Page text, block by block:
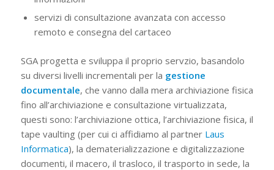
servizi di consultazione avanzata con accesso
remoto e consegna del cartaceo
SGA progetta e sviluppa il proprio servzio, basandolo
su diversi livelli incrementali per la gestione
documentale, che vanno dalla mera archiviazione fisica
fino all’archiviazione e consultazione virtualizzata,
questi sono: l’archiviazione ottica, l’archiviazione fisica, il
tape vaulting (per cui ci affidiamo al partner Laus
Informatica), la dematerializzazione e digitalizzazione
documenti, il macero, il trasloco, il trasporto in sede, la